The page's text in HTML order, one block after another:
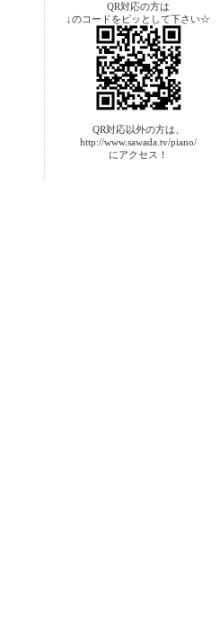
QR対応の方は
↓のコードをピッとして下さい☆
QR対応以外の方は、
http://www.sawada.tv/piano/
にアクセス！